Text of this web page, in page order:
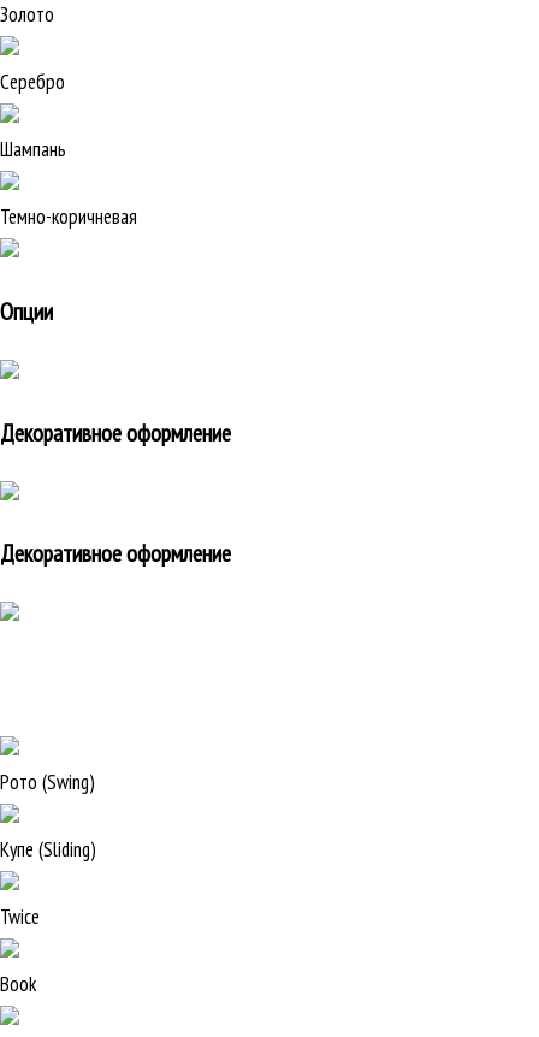
Золото
Серебро
Шампань
Темно-коричневая
Опции
Декоративное оформление
Декоративное оформление
Рото (Swing)
Купе (Sliding)
Twice
Book